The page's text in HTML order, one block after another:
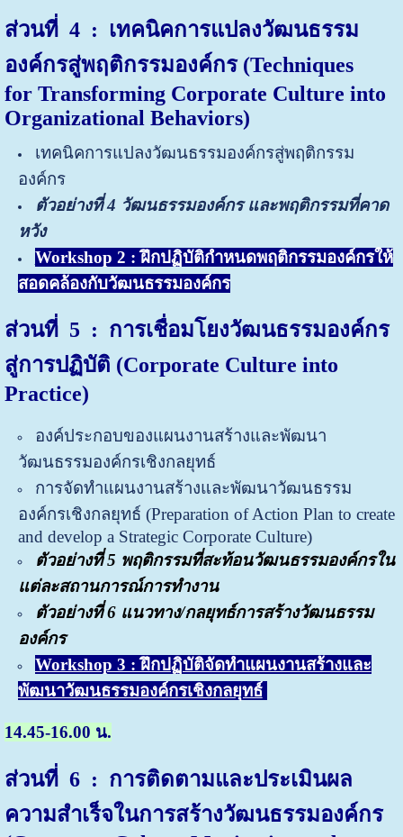
ส่วนที่ 4 : เทคนิคการแปลงวัฒนธรรม
องค์กรสู่พฤติกรรมองค์กร (Techniques
for Transforming Corporate Culture into
Organizational Behaviors)
เทคนิคการแปลงวัฒนธรรมองค์กรสู่พฤติกรรม
องค์กร
ตัวอย่างที่ 4 วัฒนธรรมองค์กร และพฤติกรรมที่คาด
หวัง
Workshop 2 : ฝึกปฏิบัติกำหนดพฤติกรรมองค์กรให้
สอดคล้องกับวัฒนธรรมองค์กร
ส่วนที่ 5 : การเชื่อมโยงวัฒนธรรมองค์กร
สู่การปฏิบัติ (Corporate Culture into
Practice)
องค์ประกอบของแผนงานสร้างและพัฒนา
วัฒนธรรมองค์กรเชิงกลยุทธ์
การจัดทำแผนงานสร้างและพัฒนาวัฒนธรรม
องค์กรเชิงกลยุทธ์ (Preparation of Action Plan to create
and develop a Strategic Corporate Culture)
ตัวอย่างที่ 5 พฤติกรรมที่สะท้อนวัฒนธรรมองค์กรใน
แต่ละสถานการณ์การทำงาน
ตัวอย่างที่ 6 แนวทาง/กลยุทธ์การสร้างวัฒนธรรม
องค์กร
Workshop 3 : ฝึกปฏิบัติจัดทำแผนงานสร้างและ
พัฒนาวัฒนธรรมองค์กรเชิงกลยุทธ์
14.45-16.00 น.
ส่วนที่ 6 : การติดตามและประเมินผล
ความสำเร็จในการสร้างวัฒนธรรมองค์กร